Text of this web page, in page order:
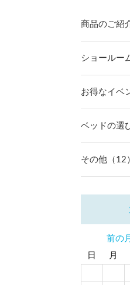
商品のご紹
ショールー
お得なイベ
ベッドの選
その他（12）
前の月
日
月